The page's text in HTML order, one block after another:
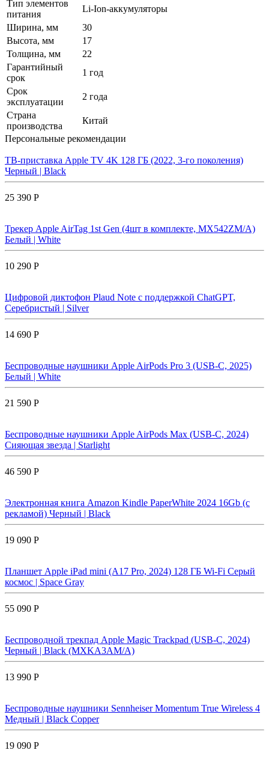
Тип элементов
питания
Li-Ion-аккумуляторы
Ширина, мм
30
Высота, мм
17
Толщина, мм
22
Гарантийный
срок
1 год
Срок
эксплуатации
2 года
Страна
производства
Китай
Персональные рекомендации
ТВ-приставка Apple TV 4K 128 ГБ (2022, 3-го поколения)
Черный | Black
25 390 Р
Трекер Apple AirTag 1st Gen (4шт в комплекте, MX542ZM/A)
Белый | White
10 290 Р
Цифровой диктофон Plaud Note с поддержкой ChatGPT,
Серебристый | Silver
14 690 Р
Беспроводные наушники Apple AirPods Pro 3 (USB-C, 2025)
Белый | White
21 590 Р
Беспроводные наушники Apple AirPods Max (USB-C, 2024)
Сияющая звезда | Starlight
46 590 Р
Электронная книга Amazon Kindle PaperWhite 2024 16Gb (с
рекламой) Черный | Black
19 090 Р
Планшет Apple iPad mini (A17 Pro, 2024) 128 ГБ Wi-Fi Cерый
космос | Space Gray
55 090 Р
Беспроводной трекпад Apple Magic Trackpad (USB-C, 2024)
Черный | Black (MXKA3AM/A)
13 990 Р
Беспроводные наушники Sennheiser Momentum True Wireless 4
Медный | Black Copper
19 090 Р